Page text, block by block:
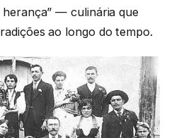
herança” — culinária que
ao longo do tempo.